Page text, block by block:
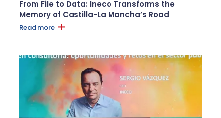
From File to Data: Ineco Transforms the
Memory of Castilla-La Mancha’s Road
Read more